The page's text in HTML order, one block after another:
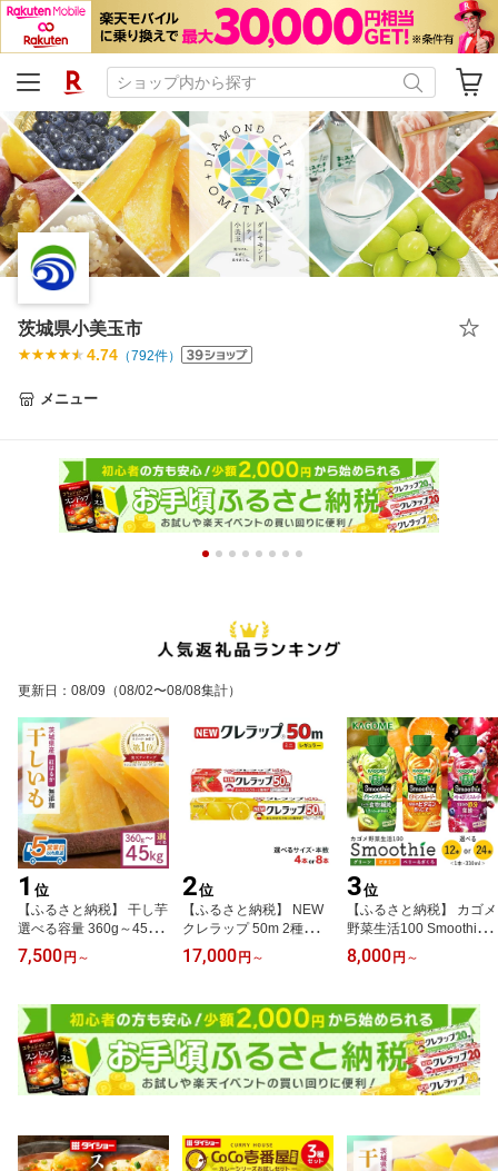
茨城県小美玉市
4.74 （792件）
メニュー
更新日 ： 08/09 （08/02〜08/08集計）
1 位
【ふるさと納税】 干し芋
選べる容量 360g～45kg
小分け 干しいも 国産 紅
はるか 茨城 べにはるか
お芋 おいも おやつ お菓
子 和菓子 和スイーツ ほ
しいも ほし芋 柔らかい
ダイエット スイーツ 砂
糖不使用
7,500 円 ～
2位
【ふるさと納税】 NEW
クレラップ 50m 2種類 セ
ット 本数が選べる 4本 8
本 クレラップ レギュラ
cm 22cm 30センチ 22セ
ンチ 50メートル 長め ク
レハ ニュークレラップ
切りやすい パッと切れる
キッチン用品 台所 らっ
ぷ まとめ買い
17,000 円 ～
3位
【ふるさと納税】 カゴメ
野菜生活100 Smoothie
（ スムージー ） グリー
ンスムージー ビタミンス
スムージー 330ml 選べる
12本入 24本入 野菜生活
野菜ジュース 青汁 紙パ
ック 野菜生活スムージー
ジュース KAGOME kago
me 備蓄 長期保存 砂糖不
8,000 円 ～